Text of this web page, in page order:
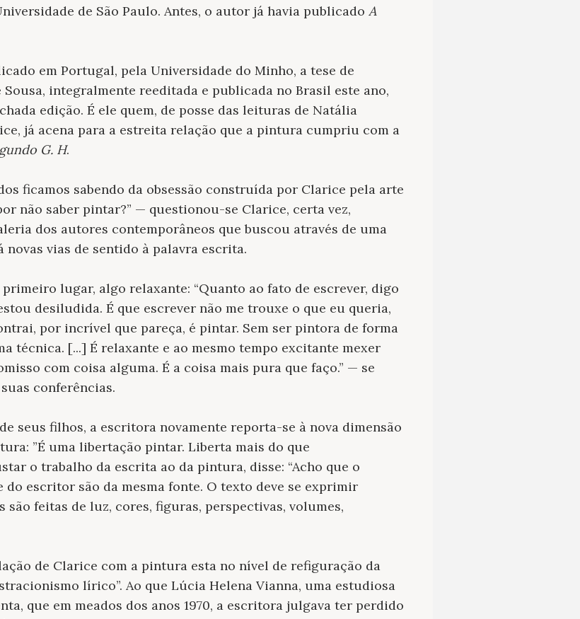
de São Paulo. Antes, o autor já havia publicado A
em Portugal, pela Universidade do Minho, a tese de
integralmente reeditada e publicada no Brasil este ano,
edição. É ele quem, de posse das leituras de Natália
já acena para a estreita relação que a pintura cumpriu com a
G. H.
ficamos sabendo da obsessão construída por Clarice pela arte
não saber pintar?” — questionou-se Clarice, certa vez,
dos autores contemporâneos que buscou através de uma
vias de sentido à palavra escrita.
lugar, algo relaxante: “Quanto ao fato de escrever, digo
desiludida. É que escrever não me trouxe o que eu queria,
por incrível que pareça, é pintar. Sem ser pintora de forma
técnica. [...] É relaxante e ao mesmo tempo excitante mexer
com coisa alguma. É a coisa mais pura que faço.” — se
conferências.
seus filhos, a escritora novamente reporta-se à nova dimensão
”É uma libertação pintar. Liberta mais do que
o trabalho da escrita ao da pintura, disse: “Acho que o
escritor são da mesma fonte. O texto deve se exprimir
são feitas de luz, cores, figuras, perspectivas, volumes,
de Clarice com a pintura esta no nível de refiguração da
lírico”. Ao que Lúcia Helena Vianna, uma estudiosa
que em meados dos anos 1970, a escritora julgava ter perdido